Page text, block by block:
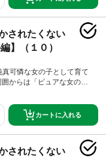
わせてしまい！？ 彼が自
るほど泣かせたくなる！ ぐ
れちゃう姿…きっとかわい
は…絶対に素質がある―
け男子の新時代青春ラ
されたくない
】（１０）
可憐な女の子として育て
からは「ピュアな女の
なことを！ 休み時間にい
能していると、同じクラス
わせてしまい！？ 彼が自
るほど泣かせたくなる！ ぐ
れちゃう姿…きっとかわい
は…絶対に素質がある―
カートに入れる
されたくない